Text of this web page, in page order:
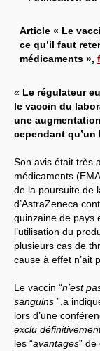
Article « Le
ce qu’il faut
médicaments »,
« Le régulateur
le vaccin du
une
cependant
Son avis était très
médicaments
de la poursuite de
d’AstraZeneca
quinzaine de pays
l’utilisation du
plusieurs cas de
cause à effet n’ait
Le vaccin “n’est
sanguins ”,a
lors d’une
exclu
les “avantages” de